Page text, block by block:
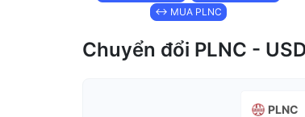
↔ MUA PLNC
Chuyển đổi PLNC -
PLNC